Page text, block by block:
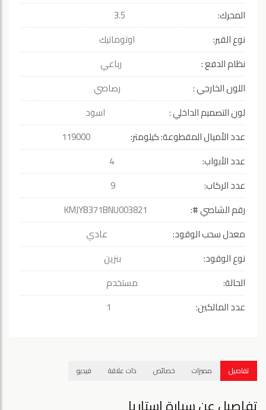
المحرك:
3.5
نوع القير:
اوتوماتيك
نظام الدفع :
رباعي
اللون الخارجي :
رصاصي
لون التصميم الداخلي :
اسود
عدد الأميال المقطوعة: كيلومتر:
119000
عدد الأبواب:
4
عدد الركاب:
9
رقم الشاصي #:
KMJYB371BNU003821
معدل سحب الوقود:
عادي
نوع الوقود:
بنزين
الحالة:
مستخدم
عدد المالكين:
1
تفاصيل مميزات خصائص ذات علاقة فيديو